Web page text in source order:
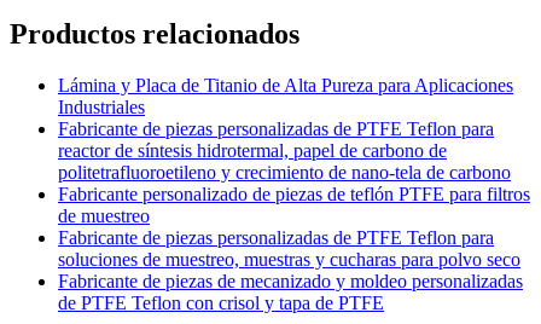
Productos relacionados
Lámina y Placa de Titanio de Alta Pureza para Aplicaciones
Industriales
Fabricante de piezas personalizadas de PTFE Teflon para
reactor de síntesis hidrotermal, papel de carbono de
politetrafluoroetileno y crecimiento de nano-tela de carbono
Fabricante personalizado de piezas de teflón PTFE para filtros
de muestreo
Fabricante de piezas personalizadas de PTFE Teflon para
soluciones de muestreo, muestras y cucharas para polvo seco
Fabricante de piezas de mecanizado y moldeo personalizadas
de PTFE Teflon con crisol y tapa de PTFE